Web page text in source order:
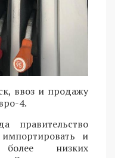
ввоз и продажу
4.
и
низких